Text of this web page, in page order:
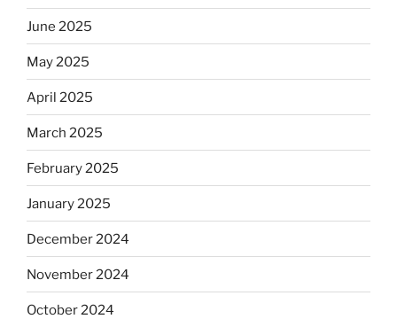
June 2025
May 2025
April 2025
March 2025
February 2025
January 2025
December 2024
November 2024
October 2024